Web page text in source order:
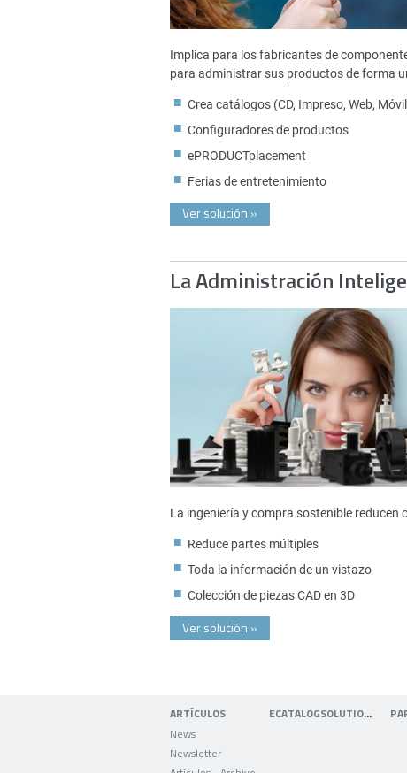
Implica para los fabricantes de
para administrar sus productos de forma
Crea catálogos (CD, Impreso, Web,
Configuradores de productos
ePRODUCTplacement
Ferias de entretenimiento
Ver solución »
La Administración
La ingeniería y compra sostenible reducen
Reduce partes múltiples
Toda la información de un vistazo
Colección de piezas CAD en 3D
Ver solución »
ARTÍCULOS
News
Newsletter
ECATALOGSOLUTIONS